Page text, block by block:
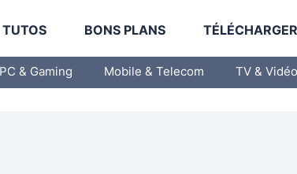
TUTOS BONS PLANS
PC & Gaming Mobile & Telecom TV & Vidéo